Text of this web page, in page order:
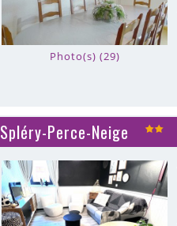
Photo(s) (29)
Spléry-Perce-Neige